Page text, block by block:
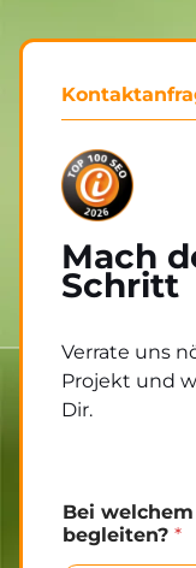
Mach
Schritt
Verrate uns
Projekt und
Dir.
Bei
begleiten? *